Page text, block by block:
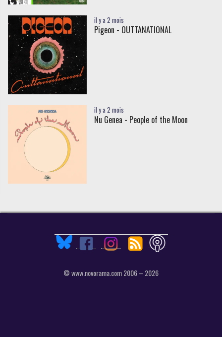
il y a 2 mois
Pigeon - OUTTANATIONAL
il y a 2 mois
Nu Genea - People of the Moon
© www.novorama.com 2006 – 2026